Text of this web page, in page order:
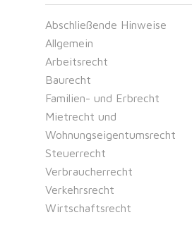
Abschließende Hinweise
Allgemein
Arbeitsrecht
Baurecht
Familien- und Erbrecht
Mietrecht und
Wohnungseigentumsrecht
Steuerrecht
Verbraucherrecht
Verkehrsrecht
Wirtschaftsrecht